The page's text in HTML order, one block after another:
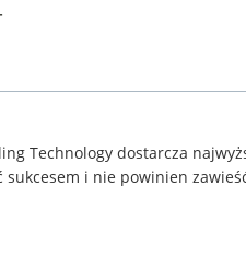
Technology dostarcza
i nie powinien